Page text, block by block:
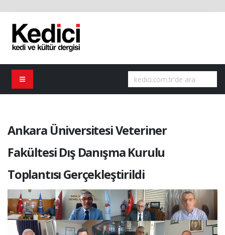
Ankara Üniversitesi Veteriner
Fakültesi Dış Danışma Kurulu
Toplantısı Gerçekleştirildi